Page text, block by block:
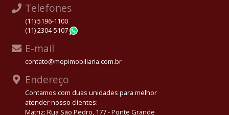
Telefones
(11) 5196-1100
(11) 2304-5107
E-mail
contato@mepimobiliaria.com.br
Endereço
Contamos com duas unidades para melhor
atender nosso clientes:
Matriz: Rua São Pedro, 177 - Ponte Grande